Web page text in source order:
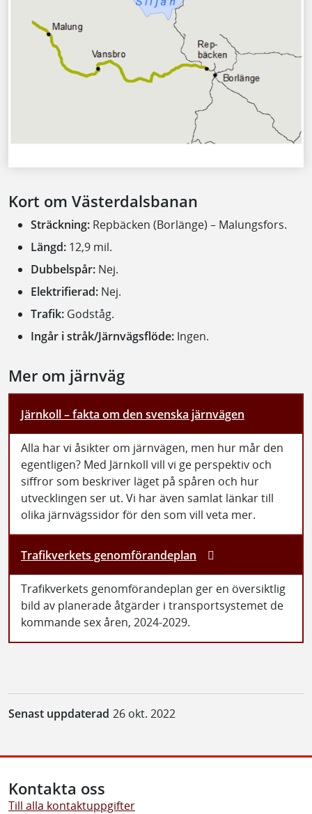
Kort om Västerdalsbanan
Sträckning: Repbäcken (Borlänge) – Malungsfors.
Längd: 12,9 mil.
Dubbelspår: Nej.
Elektrifierad: Nej.
Trafik: Godståg.
Ingår i stråk/Järnvägsflöde: Ingen.
Mer om järnväg
Järnkoll – fakta om den svenska järnvägen
Alla har vi åsikter om järnvägen, men hur mår den
egentligen? Med Järnkoll vill vi ge perspektiv och
siffror som beskriver läget på spåren och hur
utvecklingen ser ut. Vi har även samlat länkar till
olika järnvägssidor för den som vill veta mer.
Trafikverkets genomförandeplan
Trafikverkets genomförandeplan ger en översiktlig
bild av planerade åtgärder i transportsystemet de
kommande sex åren, 2024-2029.
Senast uppdaterad 26 okt. 2022
Kontakta oss
Till alla kontaktuppgifter